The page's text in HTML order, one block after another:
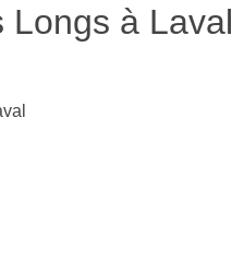
Longs à Laval